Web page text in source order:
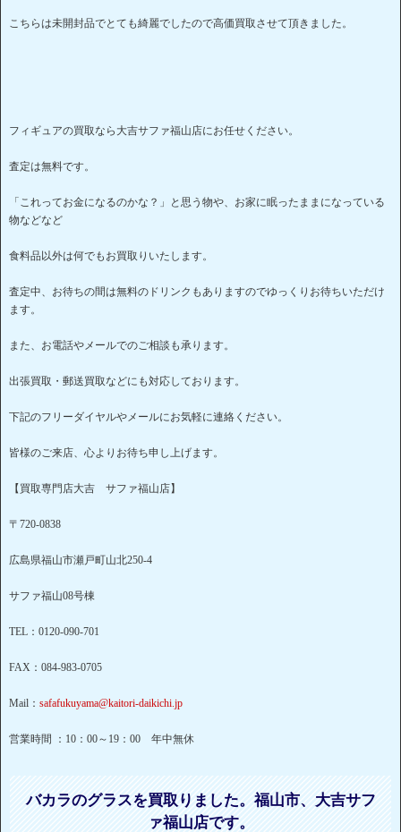
こちらは未開封品でとても綺麗でしたので高価買取させて頂きました。
フィギュアの買取なら大吉サファ福山店にお任せください。
査定は無料です。
「これってお金になるのかな？」と思う物や、お家に眠ったままになっている
物などなど
食料品以外は何でもお買取りいたします。
査定中、お待ちの間は無料のドリンクもありますのでゆっくりお待ちいただけ
ます。
また、お電話やメールでのご相談も承ります。
出張買取・郵送買取などにも対応しております。
下記のフリーダイヤルやメールにお気軽に連絡ください。
皆様のご来店、心よりお待ち申し上げます。
【買取専門店大吉 サファ福山店】
〒720-0838
広島県福山市瀬戸町山北250-4
サファ福山08号棟
TEL：0120-090-701
FAX：084-983-0705
Mail： safafukuyama@kaitori-daikichi.jp
営業時間 ：10：00～19：00 年中無休
バカラのグラスを買取りました。福山市、大吉サフ
ァ福山店です。